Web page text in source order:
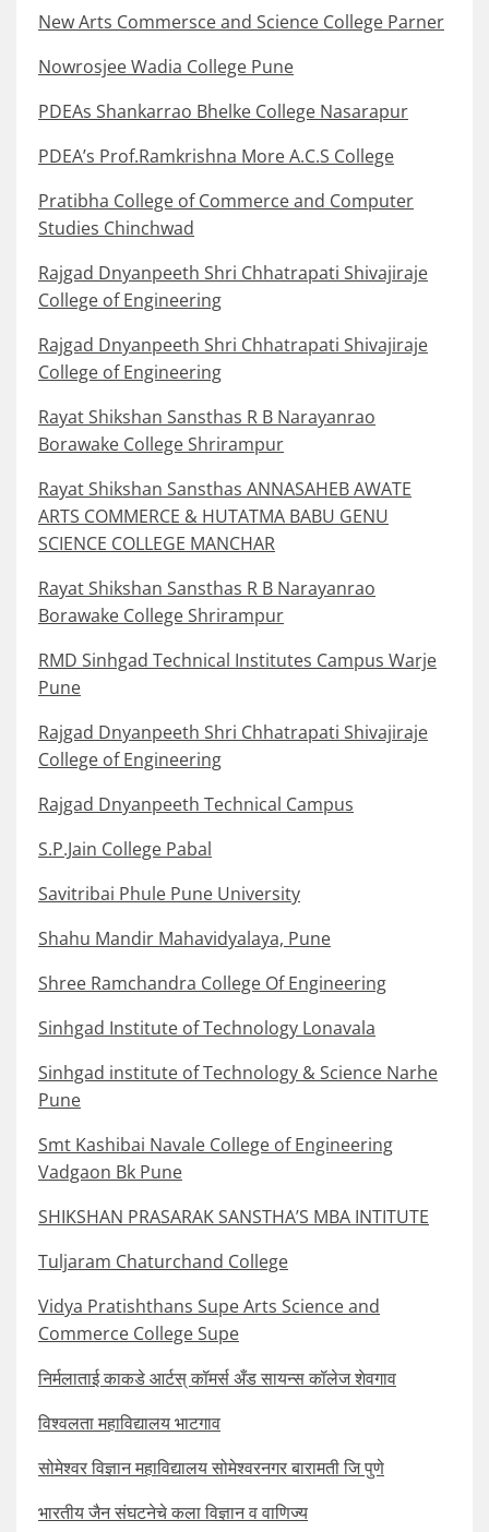
New Arts Commersce and Science College Parner
Nowrosjee Wadia College Pune
PDEAs Shankarrao Bhelke College Nasarapur
PDEA’s Prof.Ramkrishna More A.C.S College
Pratibha College of Commerce and Computer
Studies Chinchwad
Rajgad Dnyanpeeth Shri Chhatrapati Shivajiraje
College of Engineering
Rajgad Dnyanpeeth Shri Chhatrapati Shivajiraje
College of Engineering
Rayat Shikshan Sansthas R B Narayanrao
Borawake College Shrirampur
Rayat Shikshan Sansthas ANNASAHEB AWATE
ARTS COMMERCE & HUTATMA BABU GENU
SCIENCE COLLEGE MANCHAR
Rayat Shikshan Sansthas R B Narayanrao
Borawake College Shrirampur
RMD Sinhgad Technical Institutes Campus Warje
Pune
Rajgad Dnyanpeeth Shri Chhatrapati Shivajiraje
College of Engineering
Rajgad Dnyanpeeth Technical Campus
S.P.Jain College Pabal
Savitribai Phule Pune University
Shahu Mandir Mahavidyalaya, Pune
Shree Ramchandra College Of Engineering
Sinhgad Institute of Technology Lonavala
Sinhgad institute of Technology & Science Narhe
Pune
Smt Kashibai Navale College of Engineering
Vadgaon Bk Pune
SHIKSHAN PRASARAK SANSTHA’S MBA INTITUTE
Tuljaram Chaturchand College
Vidya Pratishthans Supe Arts Science and
Commerce College Supe
निर्मलाताई काकडे आर्टस् कॉमर्स अँड सायन्स कॉलेज शेवगाव
विश्वलता महाविद्यालय भाटगाव
सोमेश्वर विज्ञान महाविद्यालय सोमेश्वरनगर बारामती जि पुणे
भारतीय जैन संघटनेचे कला विज्ञान व वाणिज्य